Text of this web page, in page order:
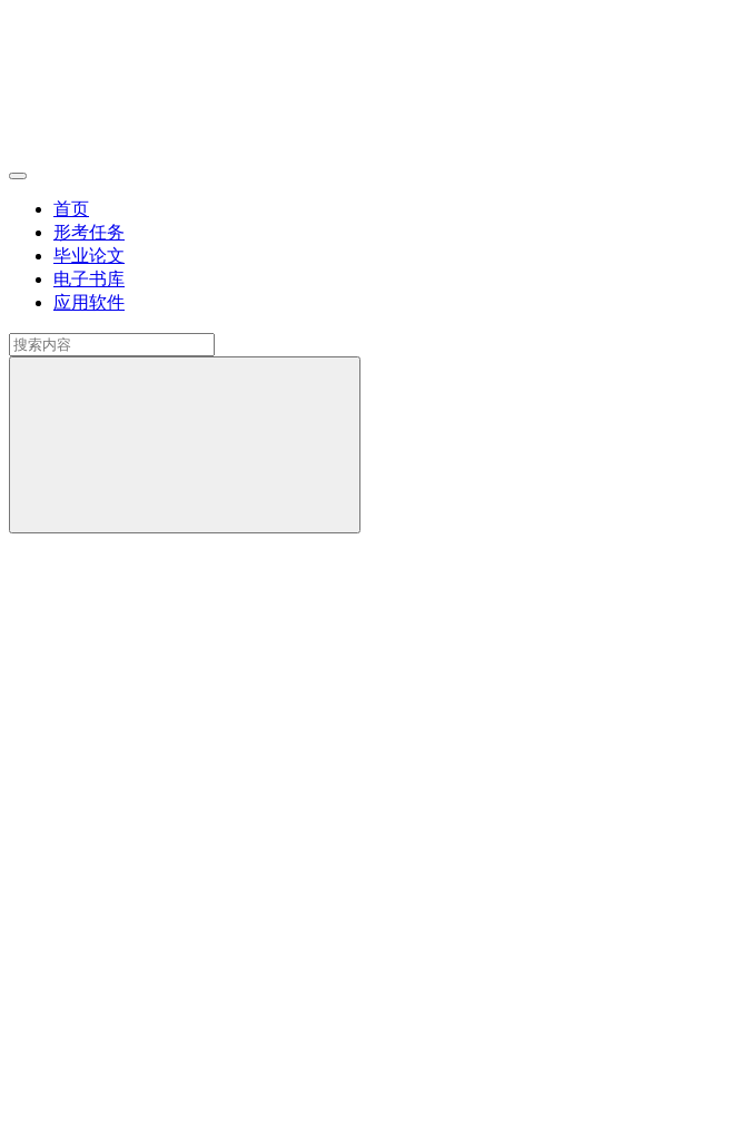
首页
形考任务
毕业论文
电子书库
应用软件